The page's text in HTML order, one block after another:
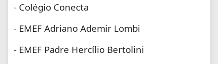
- Colégio Conecta
- EMEF Adriano Ademir Lombi
- EMEF Padre Hercílio Bertolini